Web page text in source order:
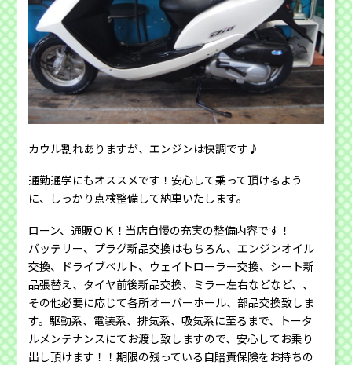
カウル割れありますが、エンジンは快調です♪
通勤通学にもオススメです！安心して乗って頂けるよう
に、しっかり点検整備して納車いたします。
ローン、通販ＯＫ！当店自慢の充実の整備内容です！
バッテリー、プラグ新品交換はもちろん、エンジンオイル
交換、ドライブベルト、ウェイトローラー交換、シート新
品張替え、タイヤ前後新品交換、ミラー左右などなど、、
その他必要に応じて各所オーバーホール、部品交換致しま
す。駆動系、電装系、排気系、吸気系に至るまで、トータ
ルメンテナンスにてお渡し致しますので、安心してお乗り
出し頂けます！！期限の残っている自賠責保険をお持ちの